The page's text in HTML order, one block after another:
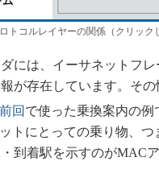
トコルレイヤーの関係（クリック
には、イーサネットフレ
が存在しています。そ
前回 で使った乗換案内の
トにとっての乗り物、
到着駅を示すのがMAC